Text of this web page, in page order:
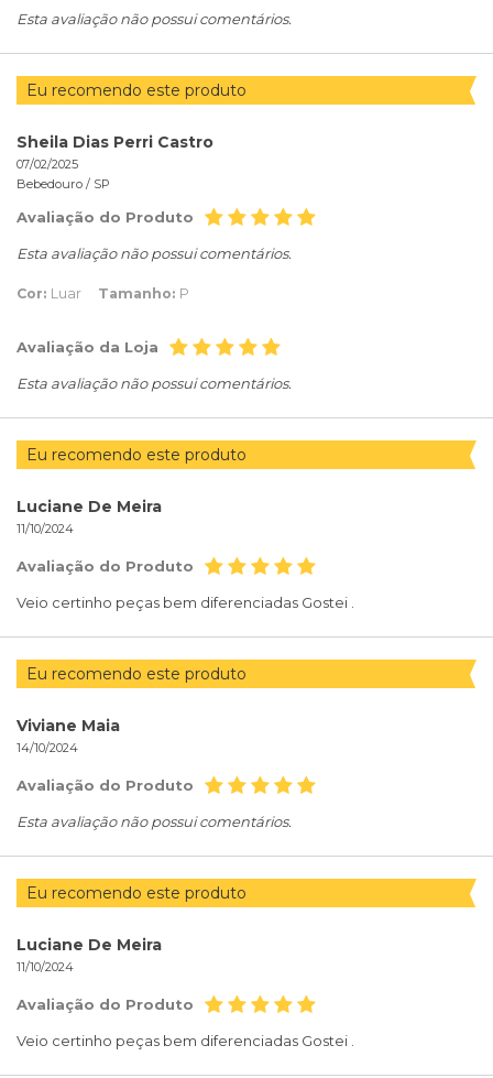
Esta avaliação não possui comentários.
Eu recomendo este produto
Sheila Dias Perri Castro
07/02/2025
Bebedouro / SP
Avaliação do Produto
Esta avaliação não possui comentários.
Cor: Luar Tamanho: P
Avaliação da Loja
Esta avaliação não possui comentários.
Eu recomendo este produto
Luciane De Meira
11/10/2024
Avaliação do Produto
Veio certinho peças bem diferenciadas Gostei .
Eu recomendo este produto
Viviane Maia
14/10/2024
Avaliação do Produto
Esta avaliação não possui comentários.
Eu recomendo este produto
Luciane De Meira
11/10/2024
Avaliação do Produto
Veio certinho peças bem diferenciadas Gostei .